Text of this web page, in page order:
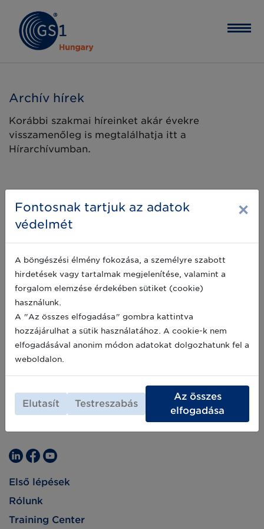
Archív hírek
Korábbi szakmai híreinket akár évekre
visszamenőleg is megtalálhatja itt a
Hírarchívumban.
Első lépések
Rólunk
Training Center
Fontosnak tartjuk az adatok
védelmét
×
A böngészési élmény fokozása, a személyre szabott
hirdetések vagy tartalmak megjelenítése, valamint a
forgalom elemzése érdekében sütiket (cookie)
használunk.
A "Az összes elfogadása" gombra kattintva
hozzájárulhat a sütik használatához. A cookie-k nem
elfogadásával anonim módon adatokat dolgozhatunk fel a
weboldalon.
Elutasít Testreszabás
Az összes
elfogadása